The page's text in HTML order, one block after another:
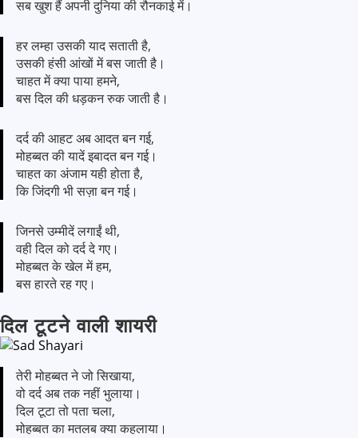
सब खुश हैं अपनी दुनिया की रौनकाई में।
हर लम्हा उसकी याद सताती है,
उसकी हंसी आंखों में बस जाती है।
चाहत में क्या पाया हमने,
बस दिल की धड़कन रुक जाती है।
दर्द की आहट अब आदत बन गई,
मोहब्बत की यादें इबादत बन गई।
चाहत का अंजाम यही होता है,
कि जिंदगी भी सज़ा बन गई।
जिनसे उम्मीदें लगाईं थी,
वही दिल को दर्द दे गए।
मोहब्बत के खेल में हम,
बस हारते रह गए।
दिल टूटने वाली शायरी
तेरी मोहब्बत ने जो सिखाया,
वो दर्द अब तक नहीं भुलाया।
दिल टूटा तो पता चला,
मोहब्बत का मतलब क्या कहलाया।